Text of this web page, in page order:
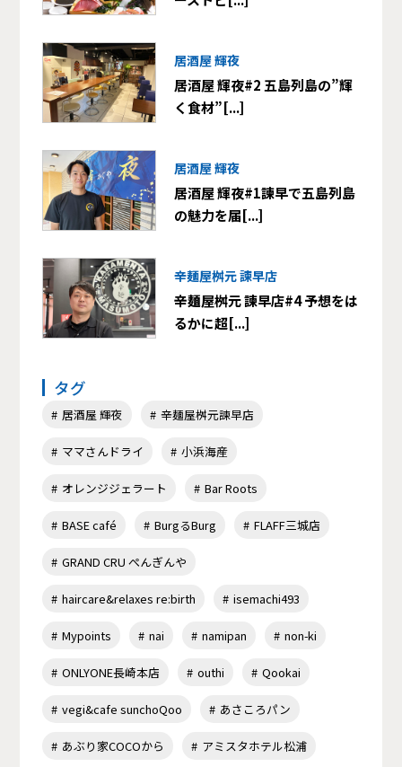
居酒屋 輝夜
居酒屋 輝夜#2 五島列島の”輝
く食材”[...]
居酒屋 輝夜
居酒屋 輝夜#1諫早で五島列島
の魅力を届[...]
辛麺屋桝元 諫早店
辛麺屋桝元 諫早店#4 予想をは
るかに超[...]
タグ
居酒屋 輝夜 辛麺屋桝元諫早店
ママさんドライ 小浜海産
オレンジジェラート Bar Roots
BASE café BurgるBurg FLAFF三城店
GRAND CRU ぺんぎんや
haircare&relaxes re:birth isemachi493
Mypoints nai namipan non-ki
ONLYONE長崎本店 outhi Qookai
vegi&cafe sunchoQoo あさころパン
あぶり家COCOから アミスタホテル松浦